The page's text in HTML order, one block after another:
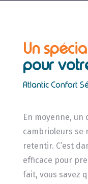
Un
pour
Atlantic Confort
En moyenne, un
cambrioleurs se
retentir. C’est
efficace pour
fait, vous savez